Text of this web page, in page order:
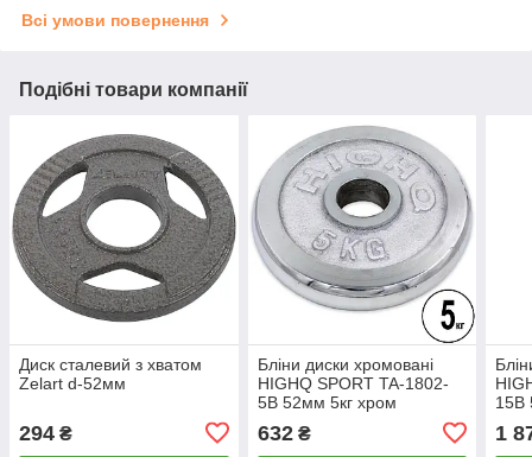
Всі умови повернення
Подібні товари компанії
Диск сталевий з хватом
Zelart d-52мм
294 ₴
Бліни диски хромовані
HIGHQ SPORT TA-1802-
5B 52мм 5кг хром
632₴
15B
1